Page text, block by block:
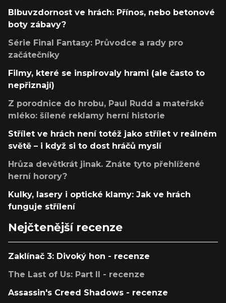
Blbuvzdornost ve hrách: Přínos, nebo betonové
boty zábavy?
Série Final Fantasy: Průvodce a rady pro
začátečníky
Filmy, které se inspirovaly hrami (ale často to
nepřiznají)
Z porodnice do hrobu, Paul Rudd a mateřské
mléko: šílené reklamy herní historie
Střílet ve hrách není totéž jako střílet v reálném
světě – i když si to dost hráčů myslí
Hrůza devětkrát jinak. Znáte tyto přehlížené
herní horory?
Kulky, lasery i optické klamy: Jak ve hrách
funguje střílení
Nejčtenější recenze
Zaklínač 3: Divoký hon - recenze
The Last of Us: Part II - recenze
Assassin's Creed Shadows - recenze